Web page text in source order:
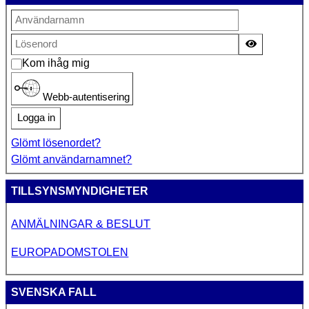
Kom ihåg mig
Webb-autentisering
Logga in
Glömt lösenordet?
Glömt användarnamnet?
TILLSYNSMYNDIGHETER
ANMÄLNINGAR & BESLUT
EUROPADOMSTOLEN
SVENSKA FALL